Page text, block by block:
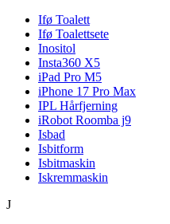
Ifø Toalett
Ifø Toalettsete
Inositol
Insta360 X5
iPad Pro M5
iPhone 17 Pro Max
IPL Hårfjerning
iRobot Roomba j9
Isbad
Isbitform
Isbitmaskin
Iskremmaskin
J